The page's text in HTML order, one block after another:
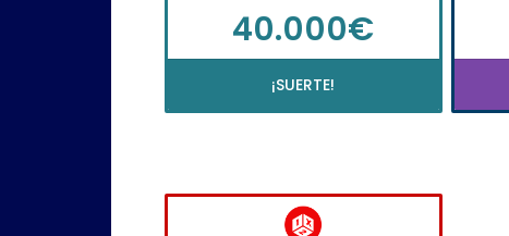
40.000€
¡SUERTE!